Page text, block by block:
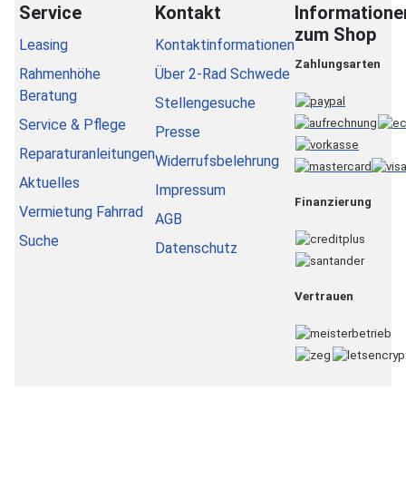
Service
Leasing
Rahmenhöhe
Beratung
Service & Pflege
Reparaturanleitungen
Aktuelles
Vermietung Fahrrad
Suche
Kontakt
Kontaktinformationen
Über 2-Rad Schwede
Stellengesuche
Presse
Widerrufsbelehrung
Impressum
AGB
Datenschutz
zum Shop
Zahlungsarten
Finanzierung
Vertrauen